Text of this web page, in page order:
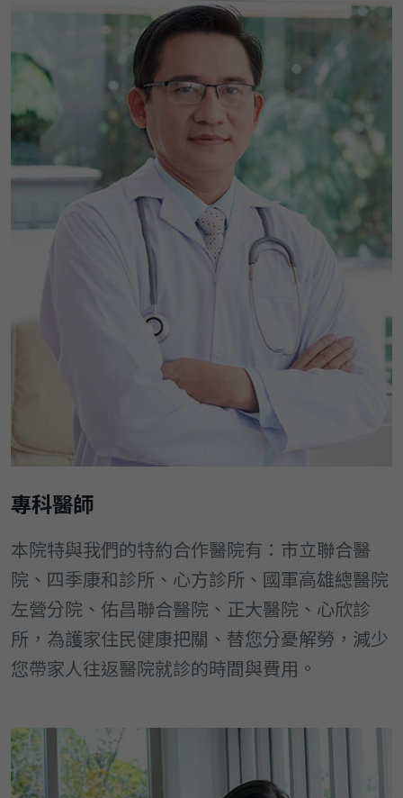
專科醫師
本院特與我們的特約合作醫院有：市立聯合醫
院、四季康和診所、心方診所、國軍高雄總醫院
左營分院、佑昌聯合醫院、正大醫院、心欣診
所，為護家住民健康把關、替您分憂解勞，減少
您帶家人往返醫院就診的時間與費用。